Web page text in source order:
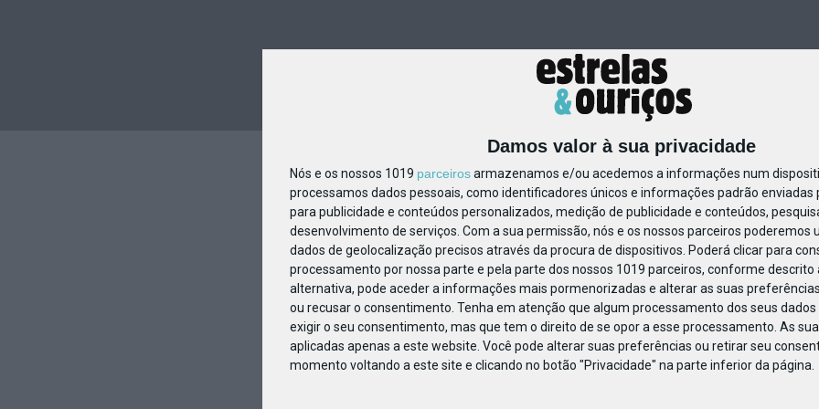
Damos valor à sua privacidade
Nós e os nossos 1019 parceirosarmazenamos e/ou acedemos a informações num
processamos dados pessoais, como identificadores únicos e informações padrão enviadas
para publicidade e conteúdos personalizados, medição de publicidade e conteúdos,
desenvolvimento de serviços. Com a sua permissão, nós e os nossos parceiros poderemos
dados de geolocalização precisos através da procura de dispositivos. Poderá clicar para
processamento por nossa parte e pela parte dos nossos 1019 parceiros, conforme descrito
alternativa, pode aceder a informações mais pormenorizadas e alterar as suas
ou recusar o consentimento. Tenha em atenção que algum processamento dos seus
exigir o seu consentimento, mas que tem o direito de se opor a esse processamento. As
aplicadas apenas a este website. Você pode alterar suas preferências ou retirar seu
momento voltando a este site e clicando no botão "Privacidade" na parte inferior da página.
637191942379421